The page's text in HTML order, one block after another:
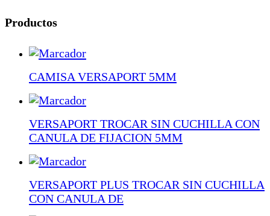
Productos
CAMISA VERSAPORT 5MM
VERSAPORT TROCAR SIN CUCHILLA CON
CANULA DE FIJACION 5MM
VERSAPORT PLUS TROCAR SIN CUCHILLA
CON CANULA DE